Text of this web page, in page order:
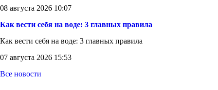
08 августа 2026 10:07
Как вести себя на воде: 3 главных правила
Как вести себя на воде: 3 главных правила
07 августа 2026 15:53
Все новости